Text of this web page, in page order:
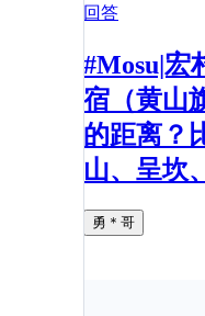
回答
#Mosu|宏
宿（黄山
的距离？
山、呈坎
勇＊哥